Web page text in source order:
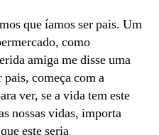
que íamos ser pais. Um
como
amiga me disse uma
pais, começa com a
ver, se a vida tem este
nossas vidas, importa
este seria